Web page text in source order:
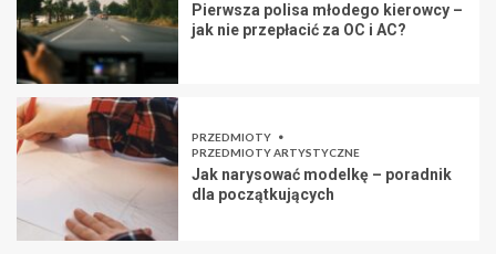
Pierwsza polisa młodego kierowcy –
jak nie przepłacić za OC i AC?
PRZEDMIOTY
PRZEDMIOTY ARTYSTYCZNE
Jak narysować modelkę – poradnik
dla początkujących